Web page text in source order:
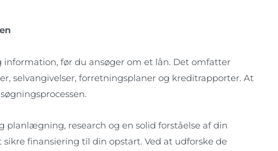
før du ansøger om et lån. Det omfatter
selvangivelser, forretningsplaner og kreditrapporter. At
research og en solid forståelse af din
finansiering til din opstart. Ved at udforske de